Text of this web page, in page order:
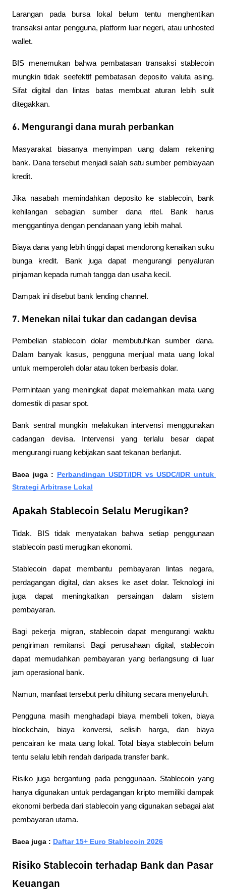
Larangan pada bursa lokal belum tentu menghentikan
transaksi antar pengguna, platform luar negeri, atau unhosted
wallet.
BIS menemukan bahwa pembatasan transaksi stablecoin
mungkin tidak seefektif pembatasan deposito valuta asing.
Sifat digital dan lintas batas membuat aturan lebih sulit
ditegakkan.
6. Mengurangi dana murah perbankan
Masyarakat biasanya menyimpan uang dalam rekening
bank. Dana tersebut menjadi salah satu sumber pembiayaan
kredit.
Jika nasabah memindahkan deposito ke stablecoin, bank
kehilangan sebagian sumber dana ritel. Bank harus
menggantinya dengan pendanaan yang lebih mahal.
Biaya dana yang lebih tinggi dapat mendorong kenaikan suku
bunga kredit. Bank juga dapat mengurangi penyaluran
pinjaman kepada rumah tangga dan usaha kecil.
Dampak ini disebut bank lending channel.
7. Menekan nilai tukar dan cadangan devisa
Pembelian stablecoin dolar membutuhkan sumber dana.
Dalam banyak kasus, pengguna menjual mata uang lokal
untuk memperoleh dolar atau token berbasis dolar.
Permintaan yang meningkat dapat melemahkan mata uang
domestik di pasar spot.
Bank sentral mungkin melakukan intervensi menggunakan
cadangan devisa. Intervensi yang terlalu besar dapat
mengurangi ruang kebijakan saat tekanan berlanjut.
Baca juga : Perbandingan USDT/IDR vs USDC/IDR untuk
Strategi Arbitrase Lokal
Apakah Stablecoin Selalu Merugikan?
Tidak. BIS tidak menyatakan bahwa setiap penggunaan
stablecoin pasti merugikan ekonomi.
Stablecoin dapat membantu pembayaran lintas negara,
perdagangan digital, dan akses ke aset dolar. Teknologi ini
juga dapat meningkatkan persaingan dalam sistem
pembayaran.
Bagi pekerja migran, stablecoin dapat mengurangi waktu
pengiriman remitansi. Bagi perusahaan digital, stablecoin
dapat memudahkan pembayaran yang berlangsung di luar
jam operasional bank.
Namun, manfaat tersebut perlu dihitung secara menyeluruh.
Pengguna masih menghadapi biaya membeli token, biaya
blockchain, biaya konversi, selisih harga, dan biaya
pencairan ke mata uang lokal. Total biaya stablecoin belum
tentu selalu lebih rendah daripada transfer bank.
Risiko juga bergantung pada penggunaan. Stablecoin yang
hanya digunakan untuk perdagangan kripto memiliki dampak
ekonomi berbeda dari stablecoin yang digunakan sebagai alat
pembayaran utama.
Baca juga : Daftar 15+ Euro Stablecoin 2026
Risiko Stablecoin terhadap Bank dan Pasar
Keuangan